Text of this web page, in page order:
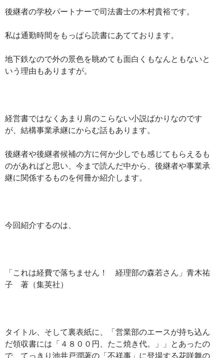
後継者の学校パートナーで司法書士の木村貴裕です。
私は通勤時間をもっぱら読書にあてております。
地下鉄なので外の景色を眺めても面白くもなんともないと
いう理由もありますが。
経営書ではなくあまり肩のこらない小説ばかりなのです
が、結構事業承継にからむ話もあります。
後継者や後継者候補の方に何か少しでも感じてもらえるも
のがあればと思い、今まで読んだ中から、後継者や事業承
継に関係するものを何冊か紹介します。
今回紹介するのは、
「これは経費で落ちません！ 経理部の森若さん」青木祐
子 著（集英社）
タイトル、そして裏表紙に、「営業部のエースが持ち込ん
だ領収書には「４８００円、たこ焼き代。」」とあったの
で、てっきり池井戸潤著の「不祥事」に登場する花咲舞の